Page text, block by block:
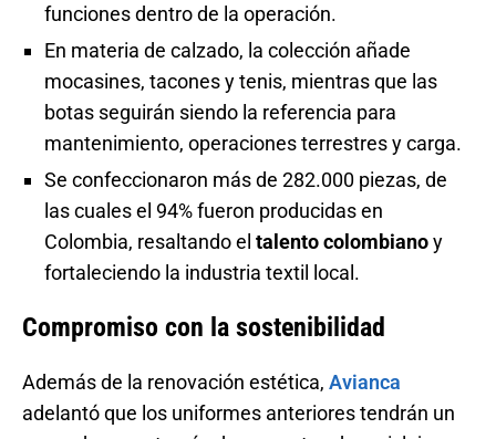
funciones dentro de la operación.
En materia de calzado, la colección añade
mocasines, tacones y tenis, mientras que las
botas seguirán siendo la referencia para
mantenimiento, operaciones terrestres y carga.
Se confeccionaron más de 282.000 piezas, de
las cuales el 94% fueron producidas en
Colombia, resaltando el talento colombianoy
fortaleciendo la industria textil local.
Compromiso con la sostenibilidad
Además de la renovación estética, Avianca
adelantó que los uniformes anteriores tendrán un